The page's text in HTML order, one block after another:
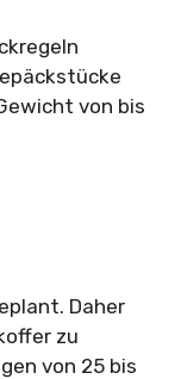
von bis
Daher
zu
von 25 bis